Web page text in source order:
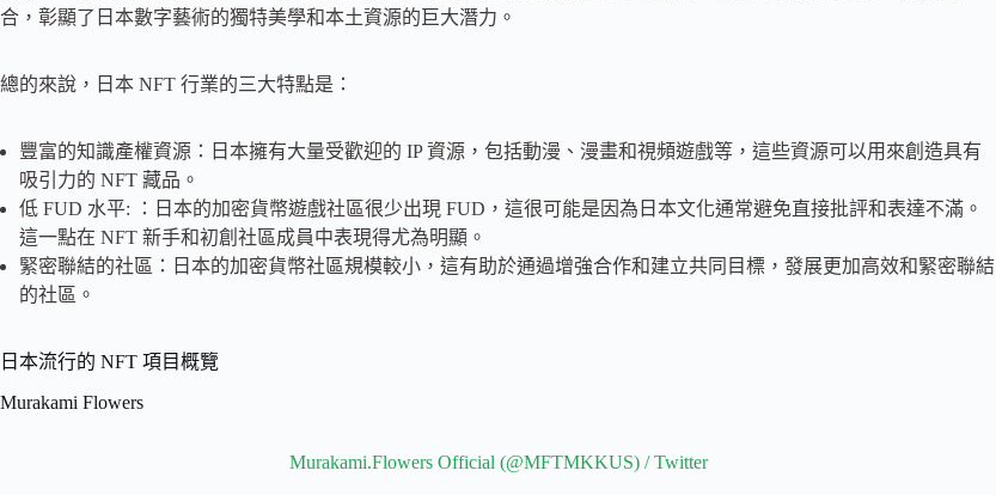
合，彰顯了日本數字藝術的獨特美學和本土資源的巨大潛力。
總的來說，日本 NFT 行業的三大特點是：
豐富的知識產權資源：日本擁有大量受歡迎的 IP 資源，包括動漫、漫畫和視頻遊戲等，這些資源可以用來創造具有
吸引力的 NFT 藏品。
低 FUD 水平: ：日本的加密貨幣遊戲社區很少出現 FUD，這很可能是因為日本文化通常避免直接批評和表達不滿。
這一點在 NFT 新手和初創社區成員中表現得尤為明顯。
緊密聯結的社區：日本的加密貨幣社區規模較小，這有助於通過增強合作和建立共同目標，發展更加高效和緊密聯結
的社區。
日本流行的 NFT 項目概覽
Murakami Flowers
Murakami.Flowers Official (@MFTMKKUS) / Twitter